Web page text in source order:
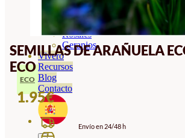
Ornamentales
Hortensias
Rosales
Geranios
Vivero
Recursos
Blog
Contacto
SEMILLAS DE ARAÑUELA
ECO
ECO
1.95€
Envío en 24/48 h